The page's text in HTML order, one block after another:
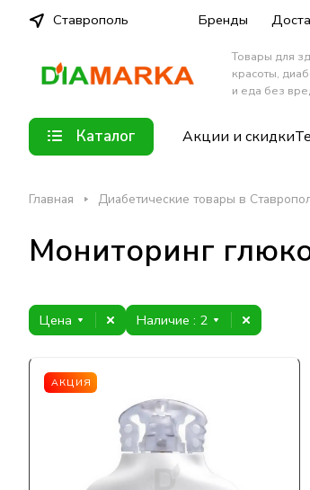
Ставрополь Бренды
Товары для
красоты,
и еда без
Каталог Акции и скидки
Главная Диабетические товары в
Мониторинг
Цена Наличие : 2
АКЦИЯ